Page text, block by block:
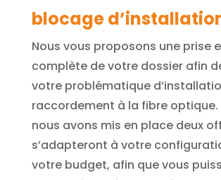
blocage
Nous vous proposons une prise
complète de votre dossier afin
votre problématique
raccordement à la fibre optique.
nous avons mis en place deux
s’adapteront à votre
votre budget, afin que vous